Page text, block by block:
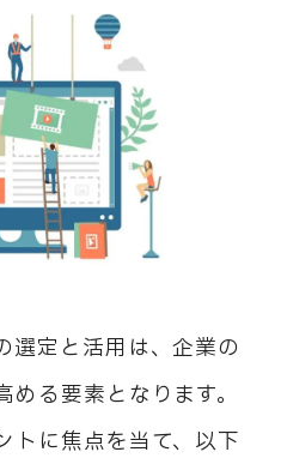
選定と活用は、企業の
る要素となります。
トに焦点を当て、以下